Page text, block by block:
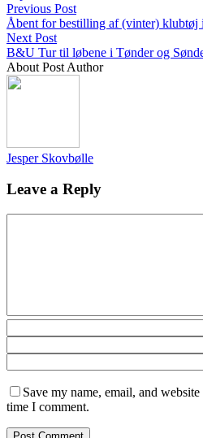
Previous Post
Åbent for bestilling af (vinter) klubtøj
Next Post
B&U Tur til løbene i Tønder og
About Post Author
Jesper Skovbølle
Leave a Reply
Save my name, email, and
time I comment.